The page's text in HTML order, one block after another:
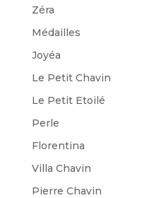
Zéra
Médailles
Joyéa
Le Petit Chavin
Le Petit Etoilé
Perle
Florentina
Villa Chavin
Pierre Chavin